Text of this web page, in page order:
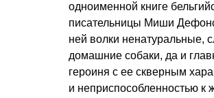
одноименной книге
писательницы Миши
ней волки ненатуральные,
домашние собаки, да и
героиня с ее скверным
и неприспособленностью к